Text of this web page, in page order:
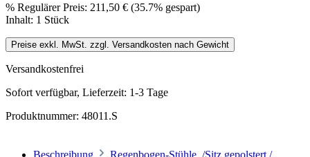
% Regulärer Preis: 211,50 € (35.7% gespart)
Inhalt: 1 Stück
Preise exkl. MwSt. zzgl. Versandkosten nach Gewicht
Versandkostenfrei
Sofort verfügbar, Lieferzeit: 1-3 Tage
Produktnummer: 48011.S
Beschreibung
Regenbogen-Stühle /Sitz gepolstert /